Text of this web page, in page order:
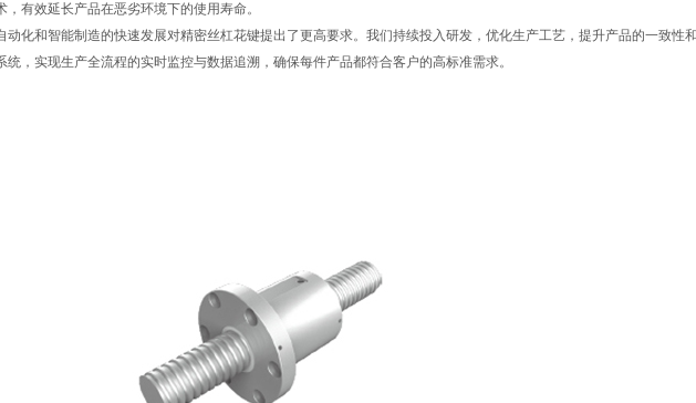
，有效延长产品在恶劣环境下的使用寿命。
动化和智能制造的快速发展对精密丝杠花键提出了更高要求。我们持续投入研发，优化生产工艺，提升产品的一致性
统，实现生产全流程的实时监控与数据追溯，确保每件产品都符合客户的高标准需求。